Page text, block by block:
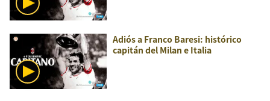
Adiós a Franco Baresi: histórico
capitán del Milan e Italia